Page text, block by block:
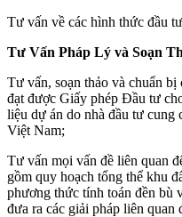
Tư vấn về các hình thức đầu
Tư Vấn Pháp Lý và Soạn
Tư vấn, soạn thảo và chuẩn
đạt được Giấy phép Đầu tư
liệu dự án do nhà đầu tư cung
Việt Nam;
Tư vấn mọi vấn đề liên quan
gồm quy hoạch tổng thể khu
phương thức tính toán đền bù
đưa ra các giải pháp liên quan